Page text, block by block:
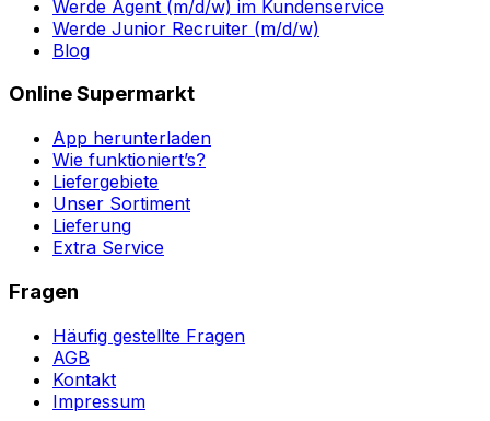
Werde Agent (m/d/w) im Kundenservice
Werde Junior Recruiter (m/d/w)
Blog
Online Supermarkt
App herunterladen
Wie funktioniert’s?
Liefergebiete
Unser Sortiment
Lieferung
Extra Service
Fragen
Häufig gestellte Fragen
AGB
Kontakt
Impressum